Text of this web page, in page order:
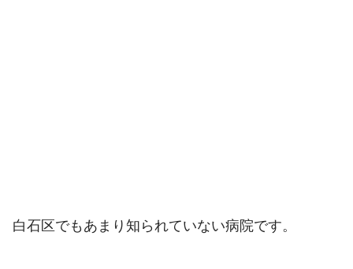
白石区でもあまり知られていない病院です。